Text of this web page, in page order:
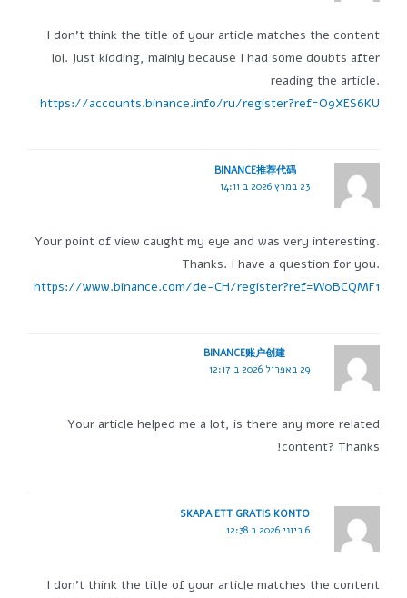
I don't think the title of your article matches the content
lol. Just kidding, mainly because I had some doubts after
reading the article.
https://accounts.binance.info/ru/register?ref=O9XES6KU
BINANCE推荐代码
23 במרץ 2026 ב 14:11
Your point of view caught my eye and was very interesting.
Thanks. I have a question for you.
https://www.binance.com/de-CH/register?ref=W0BCQMF1
BINANCE账户创建
29 באפריל 2026 ב 12:17
Your article helped me a lot, is there any more related
content? Thanks!
SKAPA ETT GRATIS KONTO
6 ביוני 2026 ב 12:38
I don't think the title of your article matches the content